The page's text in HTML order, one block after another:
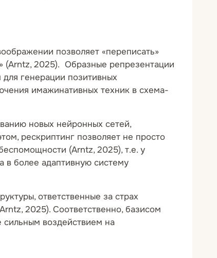
позволяет «переписать»
(Arntz, 2025). Образные репрезентации
генерации позитивных
имажинативных техник в схема-
новых нейронных сетей,
рескриптинг позволяет не просто
(Arntz, 2025), т.е. у
в более адаптивную систему
ответственные за страх
2025). Соответственно, базисом
сильным воздействием на